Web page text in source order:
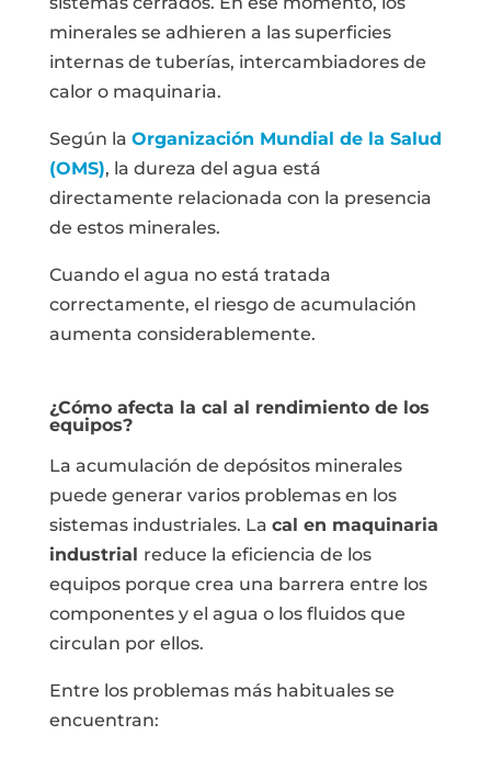
minerales se adhieren a las superficies
internas de tuberías, intercambiadores de
calor o maquinaria.
Según la Organización Mundial de la Salud
(OMS), la dureza del agua está
directamente relacionada con la presencia
de estos minerales.
Cuando el agua no está tratada
correctamente, el riesgo de acumulación
aumenta considerablemente.
¿Cómo afecta la cal al rendimiento de los
equipos?
La acumulación de depósitos minerales
puede generar varios problemas en los
sistemas industriales. La cal en maquinaria
industrial reduce la eficiencia de los
equipos porque crea una barrera entre los
componentes y el agua o los fluidos que
circulan por ellos.
Entre los problemas más habituales se
encuentran: